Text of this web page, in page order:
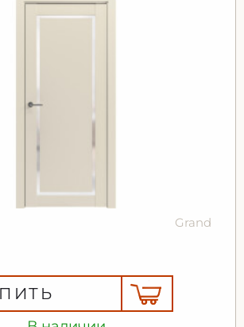
Grand